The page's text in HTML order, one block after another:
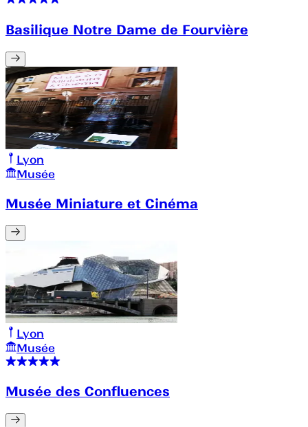
Basilique Notre Dame de Fourvière
Lyon
Musée
Musée Miniature et Cinéma
Lyon
Musée
Musée des Confluences